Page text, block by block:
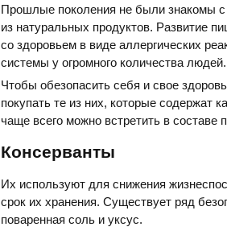
Прошлые поколения не были знакомы
из натуральных продуктов. Развитие
со здоровьем в виде аллергических
системы у огромного количества людей.
Чтобы обезопасить себя и свое
покупать те из них, которые
чаще всего можно встретить в составе
Консерванты
Их используют для снижения
срок их хранения. Существует ряд
поваренная соль и уксус.